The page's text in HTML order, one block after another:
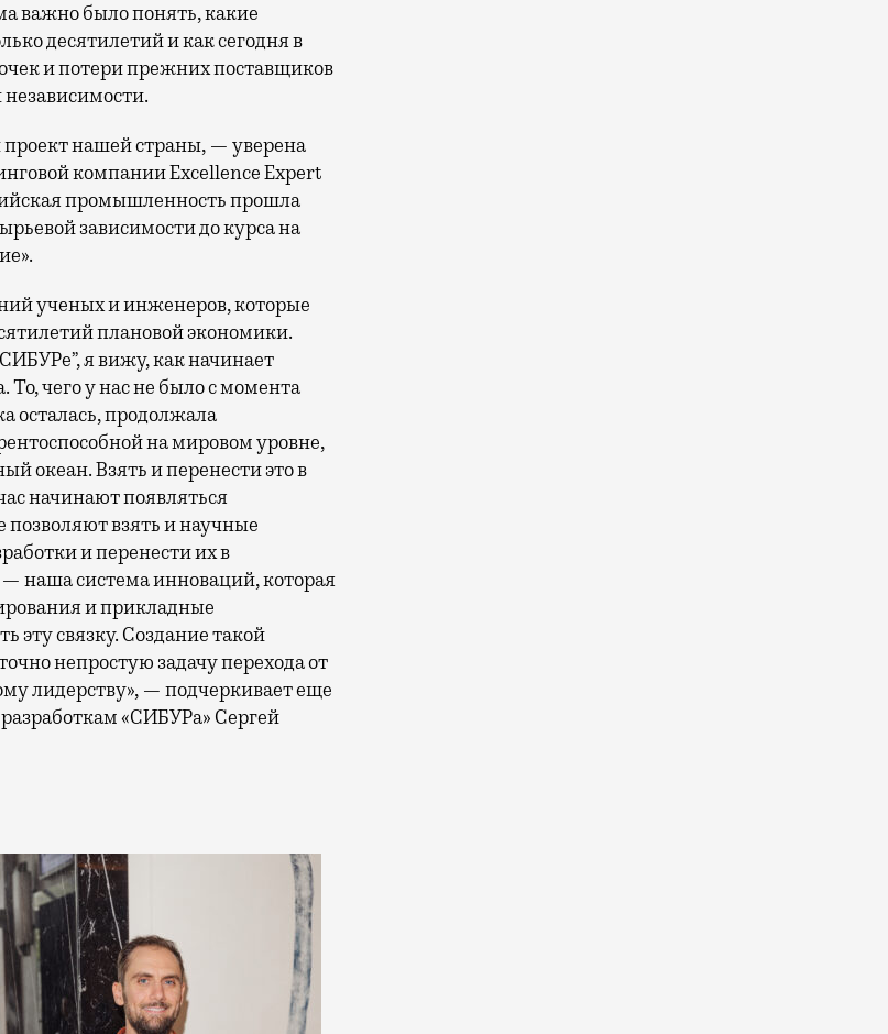
важно было понять, какие
десятилетий и как сегодня в
и потери прежних поставщиков
нашей страны, — уверена
компании Excellence Expert
промышленность прошла
зависимости до курса на
ученых и инженеров, которые
плановой экономики.
я вижу, как начинает
То, чего у нас не было с момента
осталась, продолжала
на мировом уровне,
океан. Взять и перенести это в
начинают появляться
взять и научные
и перенести их в
наша система инноваций, которая
и прикладные
эту связку. Создание такой
непростую задачу перехода от
лидерству», — подчеркивает еще
«СИБУРа» Сергей